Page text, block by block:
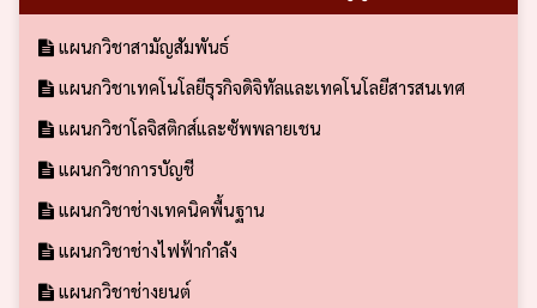
แผนกวิชาสามัญสัมพันธ์
แผนกวิชาเทคโนโลยีธุรกิจดิจิทัลและเทคโนโลยีสารสนเทศ
แผนกวิชาโลจิสติกส์และซัพพลายเชน
แผนกวิชาการบัญชี
แผนกวิชาช่างเทคนิคพื้นฐาน
แผนกวิชาช่างไฟฟ้ากำลัง
แผนกวิชาช่างยนต์